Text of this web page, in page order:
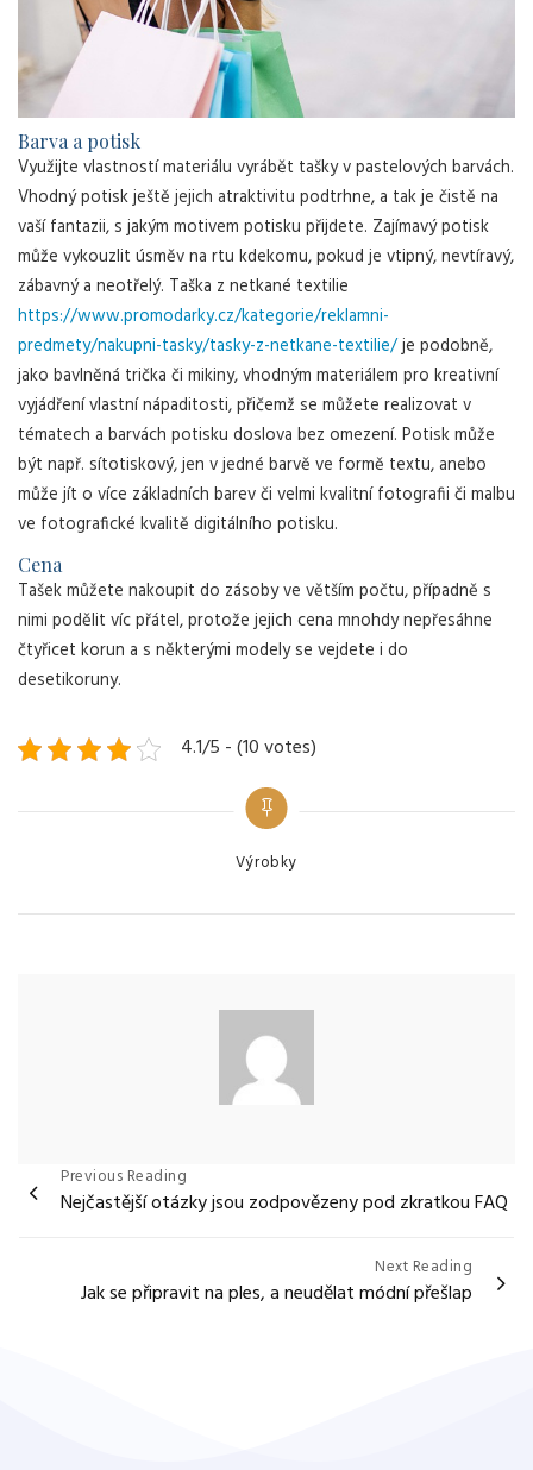
Barva a potisk
Využijte vlastností materiálu vyrábět tašky v pastelových barvách.
Vhodný potisk ještě jejich atraktivitu podtrhne, a tak je čistě na
vaší fantazii, s jakým motivem potisku přijdete. Zajímavý potisk
může vykouzlit úsměv na rtu kdekomu, pokud je vtipný, nevtíravý,
zábavný a neotřelý. Taška z netkané textilie
https://www.promodarky.cz/kategorie/reklamni-
predmety/nakupni-tasky/tasky-z-netkane-textilie/je podobně,
jako bavlněná trička či mikiny, vhodným materiálem pro kreativní
vyjádření vlastní nápaditosti, přičemž se můžete realizovat v
tématech a barvách potisku doslova bez omezení. Potisk může
být např. sítotiskový, jen v jedné barvě ve formě textu, anebo
může jít o více základních barev či velmi kvalitní fotografii či malbu
ve fotografické kvalitě digitálního potisku.
Cena
Tašek můžete nakoupit do zásoby ve větším počtu, případně s
nimi podělit víc přátel, protože jejich cena mnohdy nepřesáhne
čtyřicet korun a s některými modely se vejdete i do
desetikoruny.
4.1/5 - (10 votes)
Categories
Výrobky
Navigace
pro
Previous Reading
Nejčastější otázky jsou zodpovězeny pod zkratkou FAQ
Next Reading
Jak se připravit na ples, a neudělat módní přešlap